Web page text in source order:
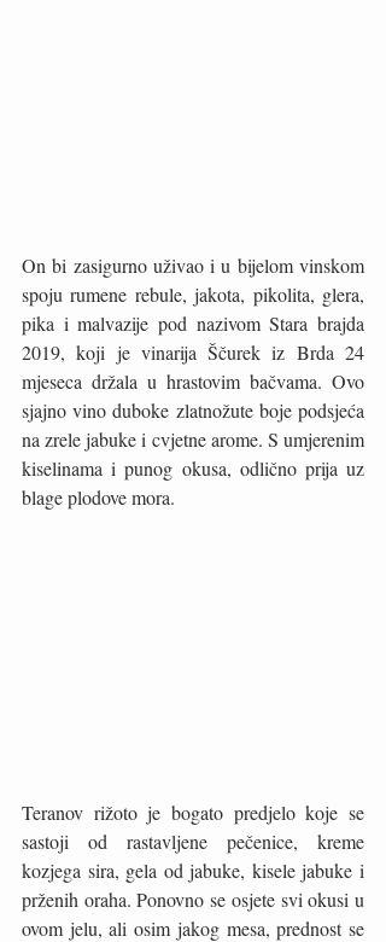
On bi zasigurno uživao i u bijelom vinskom
spoju rumene rebule, jakota, pikolita, glera,
pika i malvazije pod nazivom Stara brajda
2019, koji je vinarija Ščurek iz Brda 24
mjeseca držala u hrastovim bačvama. Ovo
sjajno vino duboke zlatnožute boje podsjeća
na zrele jabuke i cvjetne arome. S umjerenim
kiselinama i punog okusa, odlično prija uz
blage plodove mora.
Teranov rižoto je bogato predjelo koje se
sastoji od rastavljene pečenice, kreme
kozjega sira, gela od jabuke, kisele jabuke i
prženih oraha. Ponovno se osjete svi okusi u
ovom jelu, ali osim jakog mesa, prednost se